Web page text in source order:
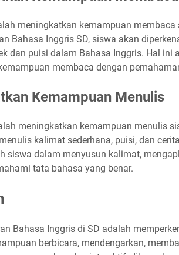
meningkatkan kemampuan
Bahasa Inggris SD, siswa akan
dan puisi dalam Bahasa Inggris. Hal ini
membaca dengan
Kemampuan Menulis
meningkatkan kemampuan menulis
kalimat sederhana, puisi, dan
siswa dalam menyusun kalimat,
tata bahasa yang benar.
Bahasa Inggris di SD adalah
berbicara, mendengarkan,